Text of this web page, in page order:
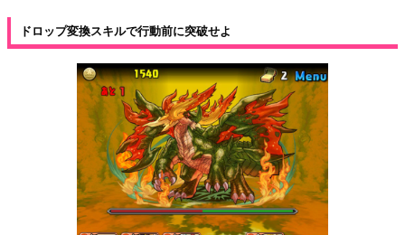
ドロップ変換スキルで行動前に突破せよ